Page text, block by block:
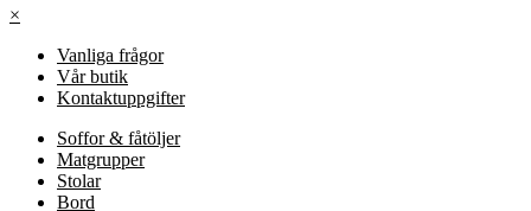
×
Vanliga frågor
Vår butik
Kontaktuppgifter
Soffor & fåtöljer
Matgrupper
Stolar
Bord